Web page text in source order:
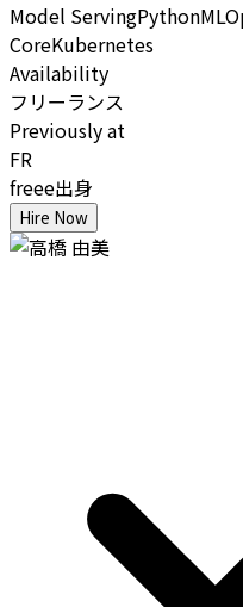
Model ServingPython
CoreKubernetes
Availability
フリーランス
Previously at
FR
freee出身
Hire Now